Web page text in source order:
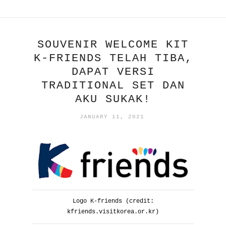
SOUVENIR WELCOME KIT
K-FRIENDS TELAH TIBA,
DAPAT VERSI
TRADITIONAL SET DAN
AKU SUKAK!
JANUARY 11, 2021
Logo K-friends (credit:
kfriends.visitkorea.or.kr)